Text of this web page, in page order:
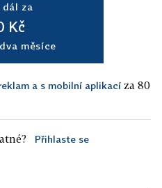
za
Kč
měsíce
a s mobilní aplikací za 80
Přihlaste se